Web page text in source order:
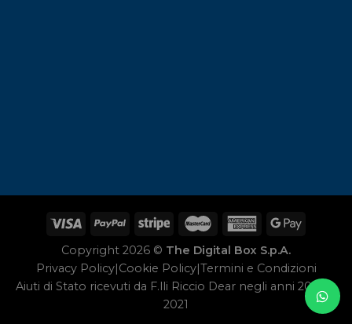
Copyright 2026 © The Digital Box S.p.A.
Privacy Policy| Cookie Policy| Termini e Condizioni
Aiuti di Stato ricevuti da F.lli Riccio Dear negli anni 2020 e
2021